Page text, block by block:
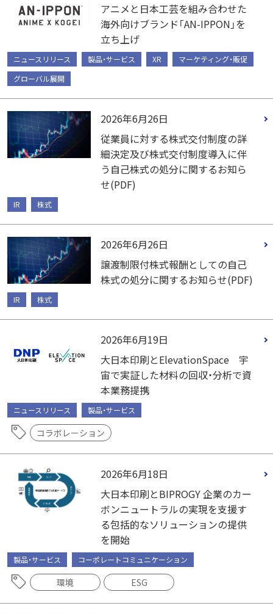
アニメと日本工芸を組み合わせた
海外向けブランド「AN-IPPON」を
立ち上げ
ニュースリリース 製品・サービス XR
マーケティング・販促
グローバル展開
2026年6月26日
従業員に対する株式交付制度の詳
細決定及び株式交付制度導入に伴
う自己株式の処分に関するお知ら
せ(PDF)
IR 株式
2026年6月26日
譲渡制限付株式報酬としての自己
株式の処分に関するお知らせ(PDF)
IR 株式
2026年6月19日
大日本印刷とElevationSpace 宇
宙で実証した材料の回収・分析で資
本業務提携
ニュースリリース 製品・サービス
コラボレーション
2026年6月18日
大日本印刷とBIPROGY 企業のカー
ボンニュートラルの実現を支援す
る包括的なソリューションの提供
を開始
製品・サービス コーポレートコミュニケーション
環境 ESG